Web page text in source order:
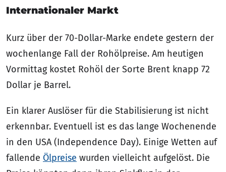
Internationaler Markt
Kurz über der 70-Dollar-Marke endete gestern der
wochenlange Fall der Rohölpreise. Am heutigen
Vormittag kostet Rohöl der Sorte Brent knapp 72
Dollar je Barrel.
Ein klarer Auslöser für die Stabilisierung ist nicht
erkennbar. Eventuell ist es das lange Wochenende
in den USA (Independence Day). Einige Wetten auf
fallende Ölpreise wurden vielleicht aufgelöst. Die